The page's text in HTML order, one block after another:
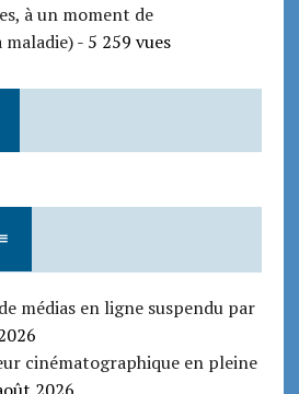
à un moment de
maladie)- 5 259 vues
médias en ligne suspendu par
cinématographique en pleine